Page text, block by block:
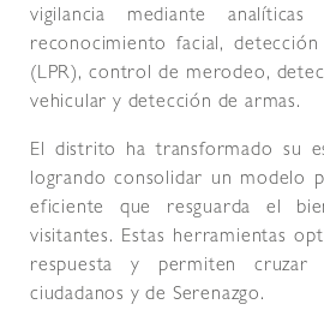
vigilancia mediante
reconocimiento facial, detección
(LPR), control de merodeo,
vehicular y detección de armas.
El distrito ha transformado su
logrando consolidar un modelo
eficiente que resguarda el
visitantes. Estas herramientas
respuesta y permiten
ciudadanos y de Serenazgo.